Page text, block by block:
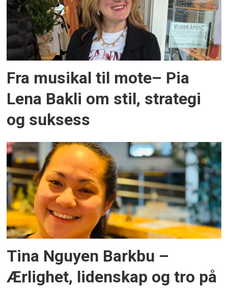
Fra musikal til mote– Pia
Lena Bakli om stil, strategi
og suksess
Tina Nguyen Barkbu –
Ærlighet, lidenskap og tro på